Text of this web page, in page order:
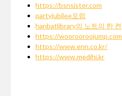
https://bsnsister.com
partyjubilee포럼
hanbatlibrary의 노트의 한 켠
https://woorooroojump.com
https://www.enn.co.kr/
https://www.medihi.kr